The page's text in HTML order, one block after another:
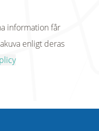
information får
enligt deras